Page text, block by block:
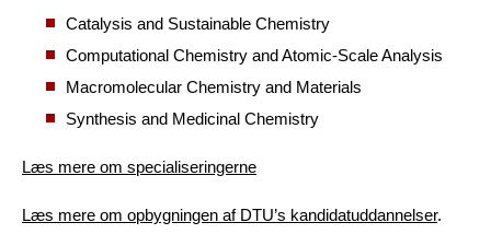
Catalysis and Sustainable Chemistry
Computational Chemistry and Atomic-Scale Analysis
Macromolecular Chemistry and Materials
Synthesis and Medicinal Chemistry
Læs mere om specialiseringerne
Læs mere om opbygningen af DTU’s kandidatuddannelser.